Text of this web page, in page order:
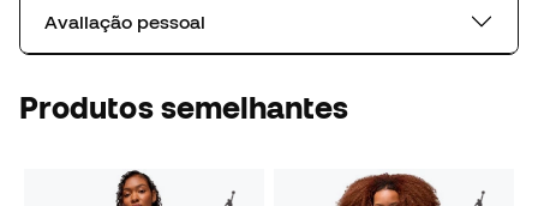
Avaliação pessoal
Produtos semelhantes